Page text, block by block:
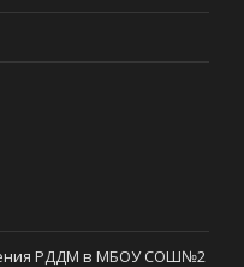
РДДМ в МБОУ СОШ№2